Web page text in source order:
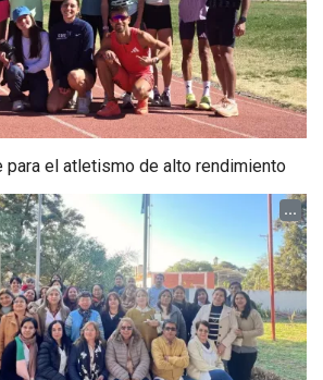
para el atletismo de alto rendimiento
...